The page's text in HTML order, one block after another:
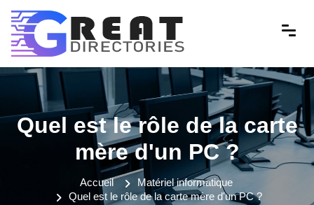
Quel est le rôle de la carte
mère d'un PC ?
Accueil
Matériel informatique
Quel est le rôle de la carte mère d'un PC ?